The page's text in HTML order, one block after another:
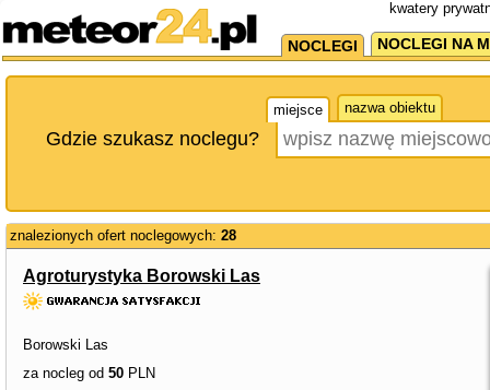
kwatery
NOCLEGI NOCLEGI NA
miejsce nazwa obiektu
Gdzie szukasz noclegu?
znalezionych ofert noclegowych: 28
Agroturystyka Borowski Las
Borowski Las
za nocleg od 50 PLN